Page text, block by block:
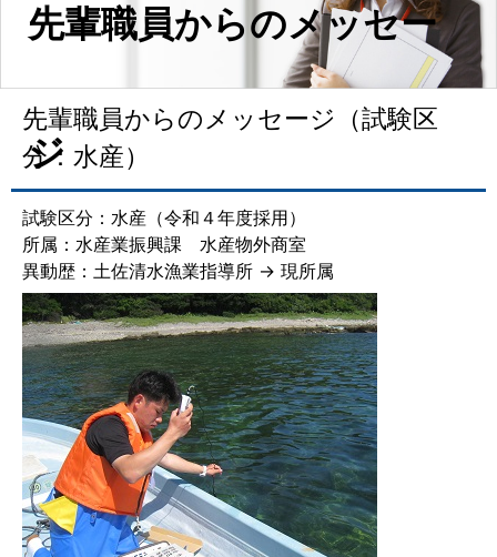
先輩職員からのメッセー
ジ
先輩職員からのメッセージ（試験区
分：水産）
試験区分：水産（令和４年度採用）
所属：水産業振興課 水産物外商室
異動歴：土佐清水漁業指導所 → 現所属